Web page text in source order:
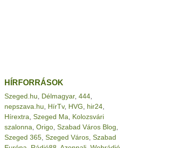
HÍRFORRÁSOK
Szeged.hu Délmagyar, 444
nepszava.hu
HírTv, HVG hir24
Hírextra Szeged Ma
Kolozsvári
szalonna Origo Szabad Város Blog
Szeged 365 Szeged Város Szabad